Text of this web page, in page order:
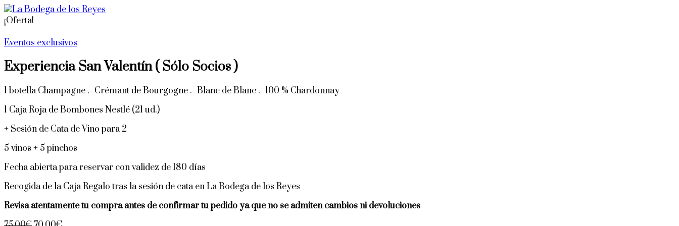
¡Oferta!
Eventos exclusivos
Experiencia San Valentín ( Sólo Socios )
1 botella Champagne .- Crémant de Bourgogne .- Blanc de Blanc .- 100 % Chardonnay
1 Caja Roja de Bombones Nestlé (21 ud.)
+ Sesión de Cata de Vino para 2
5 vinos + 5 pinchos
Fecha abierta para reservar con validez de 180 días
Recogida de la Caja Regalo tras la sesión de cata en La Bodega de los Reyes
Revisa atentamente tu compra antes de confirmar tu pedido ya que no se admiten cambios ni devoluciones